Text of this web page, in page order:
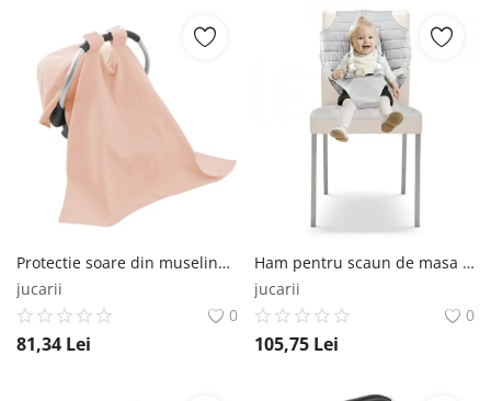
Protectie soare din muselina pentru carucior, BabyJem, 90x110 cm, Somon BabyJem
jucarii
0
81,34 Lei
Ham pentru scaun de masa BabyJem BabyJem
jucarii
0
105,75 Lei